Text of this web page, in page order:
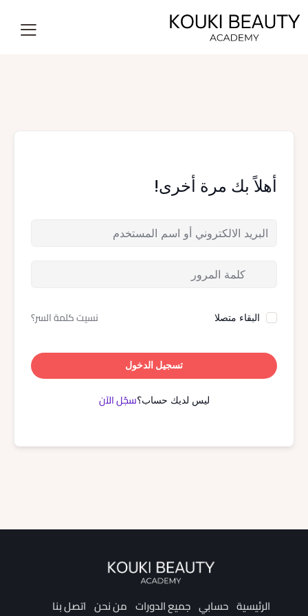
أهلاً بك مرة أخرى!
البقاء متصلا نسيت كلمة السر؟
تسجيل الدخول
ليس لديك حساب؟سجّل الآن
الرئيسية حسابي جميع الدورات من نحن اتصل بنا